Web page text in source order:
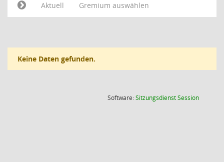
Aktuell
Gremium auswählen
Keine Daten gefunden.
Software:SitzungsdienstSession(Wird in